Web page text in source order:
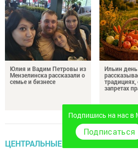
Юлия и Вадим Петровы из
Мензелинска рассказали о
семье и бизнесе
Ильин день
традициях,
запретах
ЦЕНТРАЛЬНЫЕ НОВОСТИ
Подпишись на нас в
Подписаться